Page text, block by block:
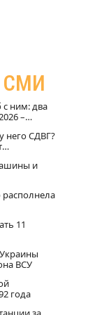
СМИ
с ним: два
–
него СДВГ?
и
11
ВСУ
года